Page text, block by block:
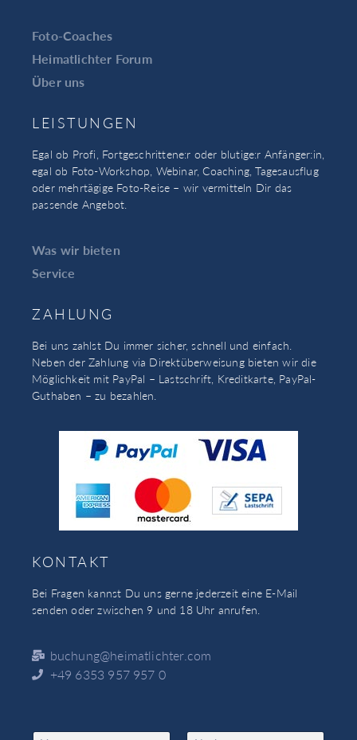
Foto-Coaches
Heimatlichter Forum
Über uns
LEISTUNGEN
Egal ob Profi, Fortgeschrittene:r oder blutige:r Anfänger:in,
egal ob Foto-Workshop, Webinar, Coaching, Tagesausflug
oder mehrtägige Foto-Reise – wir vermitteln Dir das
passende Angebot.
Was wir bieten
Service
ZAHLUNG
Bei uns zahlst Du immer sicher, schnell und einfach.
Neben der Zahlung via Direktüberweisung bieten wir die
Möglichkeit mit PayPal – Lastschrift, Kreditkarte, PayPal-
Guthaben – zu bezahlen.
KONTAKT
Bei Fragen kannst Du uns gerne jederzeit eine E-Mail
senden oder zwischen 9 und 18 Uhr anrufen.
buchung@heimatlichter.com
+49 6353 957 957 0